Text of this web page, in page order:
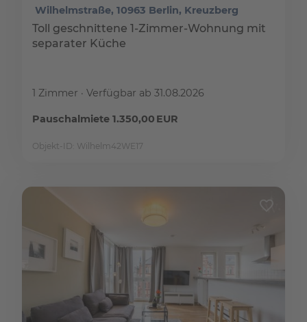
Wilhelmstraße, 10963 Berlin, Kreuzberg
Toll geschnittene 1-Zimmer-Wohnung mit
separater Küche
1 Zimmer Verfügbar ab 31.08.2026
Pauschalmiete 1.350,00 EUR
Objekt-ID: Wilhelm42WE17